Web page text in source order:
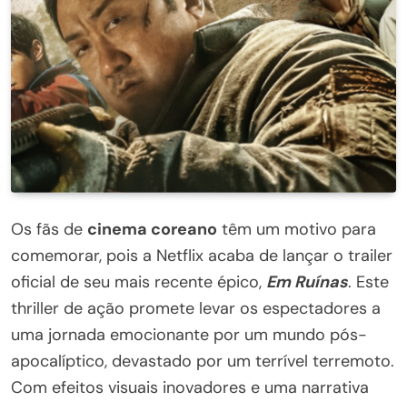
Os fãs de cinema coreano têm um motivo para
comemorar, pois a Netflix acaba de lançar o trailer
oficial de seu mais recente épico, Em Ruínas. Este
thriller de ação promete levar os espectadores a
uma jornada emocionante por um mundo pós-
apocalíptico, devastado por um terrível terremoto.
Com efeitos visuais inovadores e uma narrativa